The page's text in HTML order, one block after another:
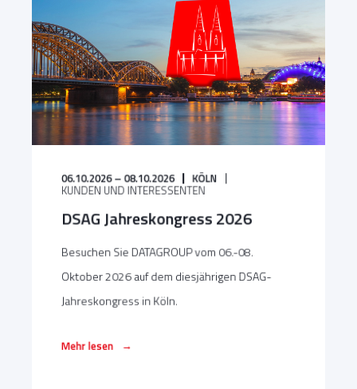
06.10.2026 – 08.10.2026 KÖLN
KUNDEN UND INTERESSENTEN
DSAG Jahreskongress 2026
Besuchen Sie DATAGROUP vom 06.-08.
Oktober 2026 auf dem diesjährigen DSAG-
Jahreskongress in Köln.
Mehr lesen →